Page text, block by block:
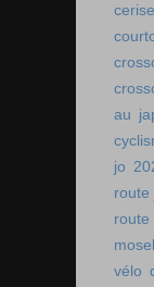
cerise
au
jo
route
route
vélo